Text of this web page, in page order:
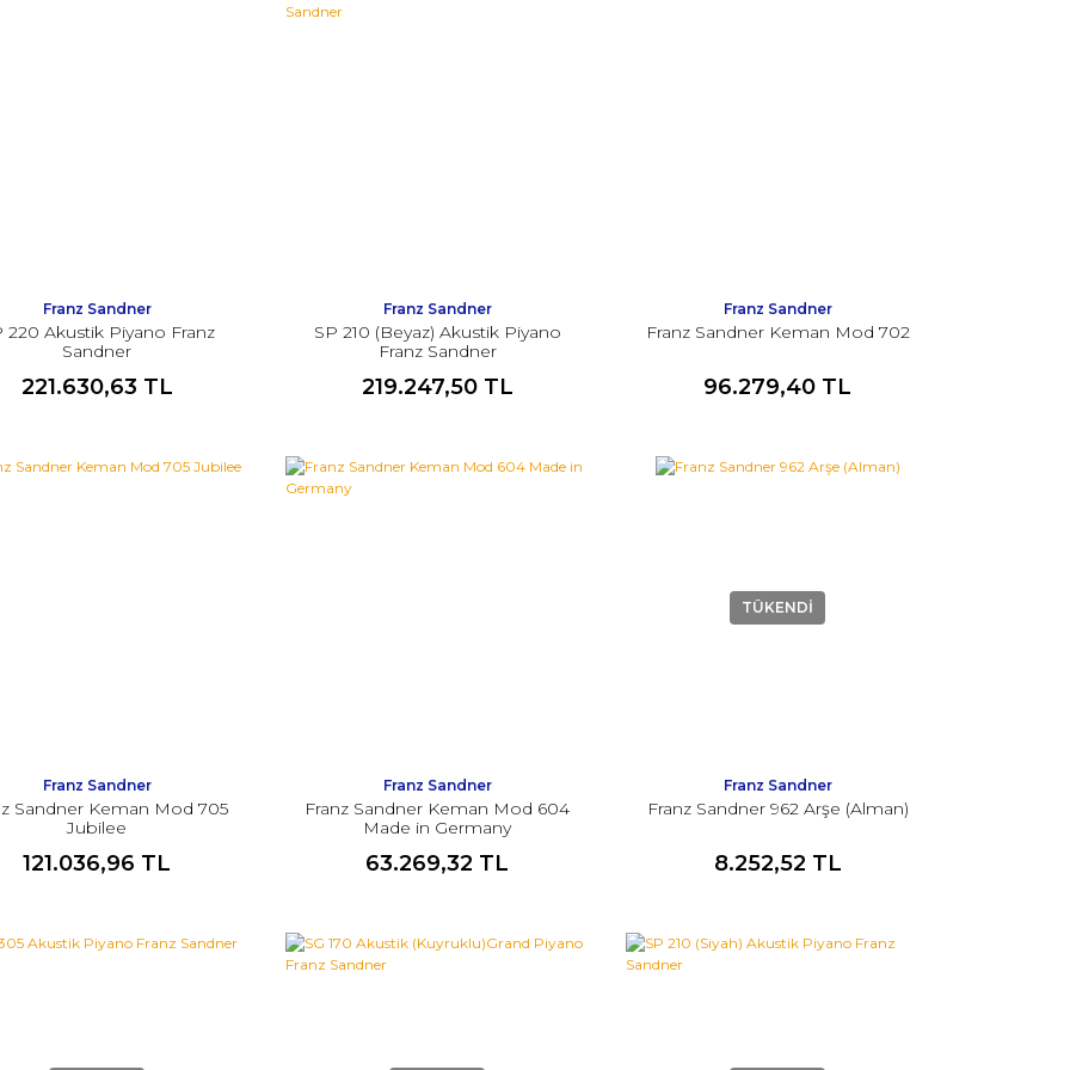
Franz Sandner
220 Akustik Piyano Franz
Sandner
221.630,63 TL
Franz Sandner
SP 210 (Beyaz) Akustik Piyano
Franz Sandner
219.247,50 TL
Franz Sandner
Franz Sandner Keman Mod 702
96.279,40 TL
Franz Sandner
Sandner Keman Mod 705
Jubilee
121.036,96 TL
Franz Sandner
Franz Sandner Keman Mod 604
Made in Germany
63.269,32 TL
TÜKENDİ
Franz Sandner
Franz Sandner 962 Arşe (Alman)
8.252,52 TL